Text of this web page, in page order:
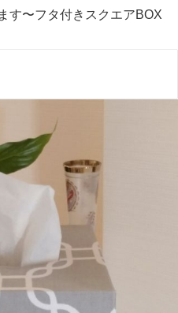
す〜フタ付きスクエアBOX